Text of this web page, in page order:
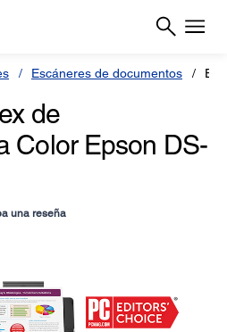
Escáneres de documentos
de
Color Epson DS-
una reseña